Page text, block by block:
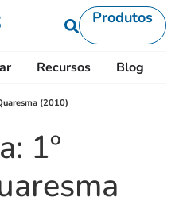
Produtos
Recursos Blog
(2010)
1º